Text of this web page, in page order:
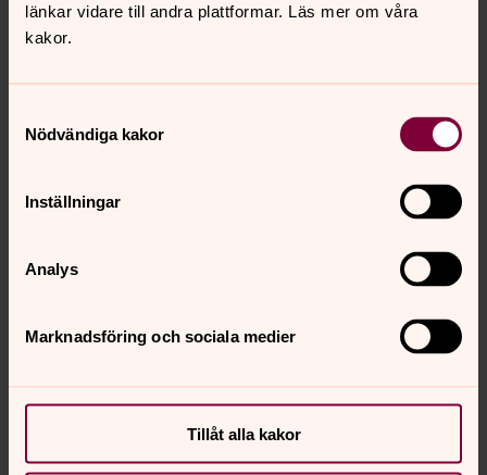
länkar vidare till andra plattformar. Läs mer om våra
kakor.
Nödvändiga kakor
Inställningar
Analys
Marknadsföring och sociala medier
Tillåt alla kakor
Präst, Adolf Fredriks församling
E-post:
christoph.annehed@svenskakyrkan.se